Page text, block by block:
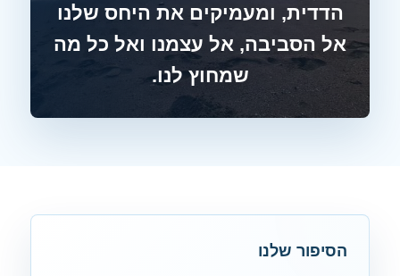
הדדית, ומעמיקים את היחס שלנו
אל הסביבה, אל עצמנו ואל כל מה
שמחוץ לנו.
הסיפור שלנו